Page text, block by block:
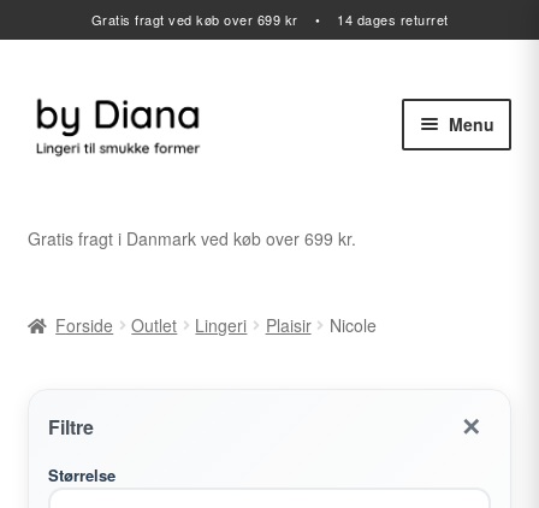
Gratis fragt ved køb over 699 kr • 14 dages returret
Spring
Spring
Menu
Badetøj
Udfold
Gavekort
Gratis fragt i Danmark ved køb over 699 kr.
Forside Outlet Lingeri Plaisir Nicole
Filtre ✕
Størrelse